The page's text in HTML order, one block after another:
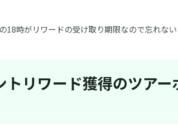
18時がリワードの受け取り期限なので忘れない
リワード獲得のツアー